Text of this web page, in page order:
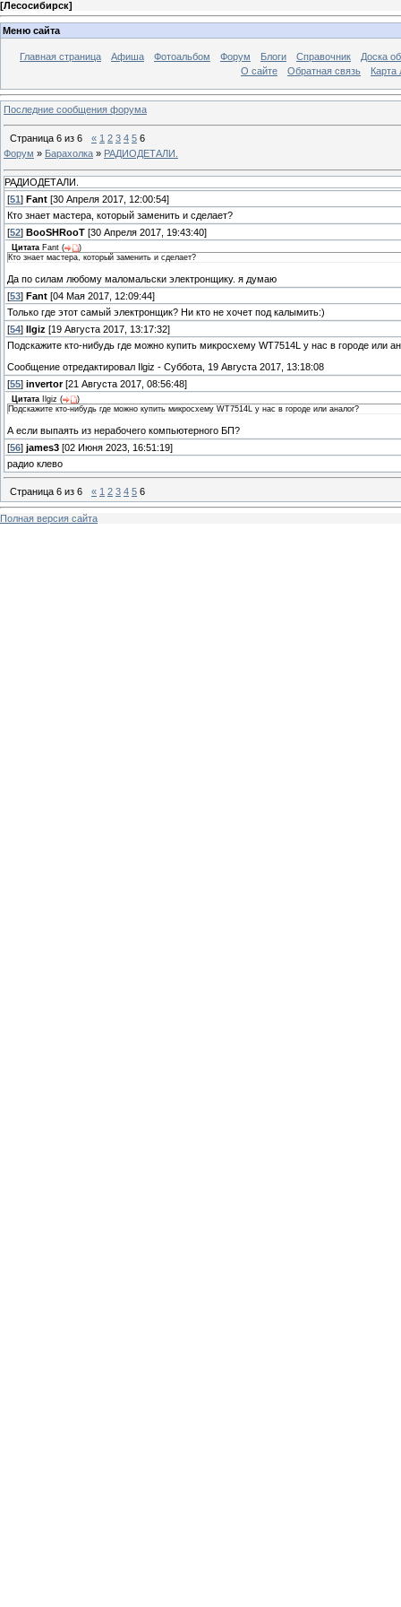
[Лесосибирск]
Меню сайта
Главная страница Афиша Фотоальбом Форум Блоги Справочник
Доска
О сайте
Обратная связь Карта
Последние сообщения форума
Страница 6 из 6 « 1 2 3 4 5 6
Форум » Барахолка » РАДИОДЕТАЛИ.
РАДИОДЕТАЛИ.
[51] Fant [30 Апреля 2017, 12:00:54]
Кто знает мастера, который заменить и сделает?
[52] BooSHRooT [30 Апреля 2017, 19:43:40]
Цитата Fant (
)
Кто знает мастера, который заменить и сделает?
Да по силам любому маломальски электронщику. я думаю
[53] Fant [04 Мая 2017, 12:09:44]
Только где этот самый электронщик? Ни кто не хочет под калымить:)
[54] Ilgiz [19 Августа 2017, 13:17:32]
Подскажите кто-нибудь где можно купить микросхему WT7514L у нас в городе или
Сообщение отредактировал Ilgiz - Суббота, 19 Августа 2017, 13:18:08
[55] invertor[21 Августа 2017, 08:56:48]
Цитата Ilgiz (
)
Подскажите кто-нибудь где можно купить микросхему WT7514L у нас в городе или аналог?
А если выпаять из нерабочего компьютерного БП?
[56] james3 [02 Июня 2023, 16:51:19]
радио клево
Страница 6 из 6 « 1 2 3 4 5 6
Полная версия сайта